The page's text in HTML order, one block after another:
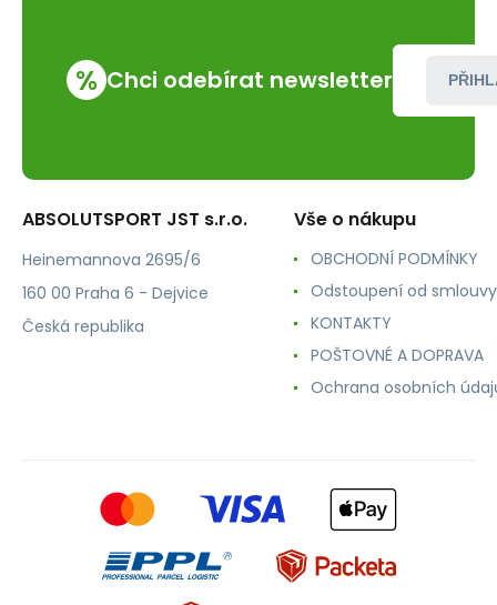
% Chci odebírat newsletter
ABSOLUTSPORT JST s.r.o.
Heinemannova 2695/6
160 00 Praha 6 - Dejvice
Česká republika
Vše o nákupu
OBCHODNÍ PODMÍNKY
Odstoupení od smlouvy
KONTAKTY
POŠTOVNÉ A DOPRAVA
Ochrana osobních